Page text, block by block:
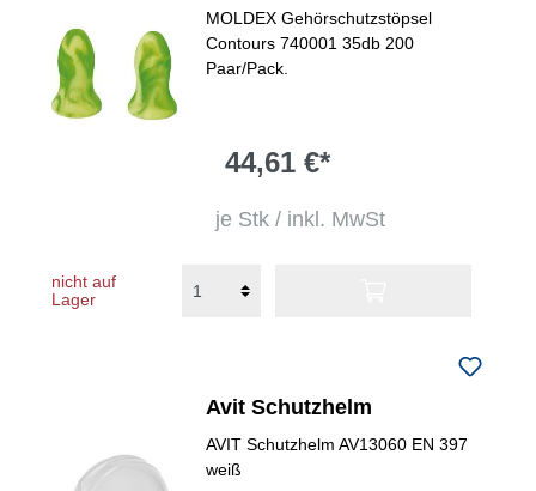
Contours
MOLDEX Gehörschutzstöpsel
Contours 740001 35db 200
Paar/Pack.
44,61 €*
je Stk / inkl. MwSt
nicht auf
Lager
Avit Schutzhelm
AVIT Schutzhelm AV13060 EN 397
weiß